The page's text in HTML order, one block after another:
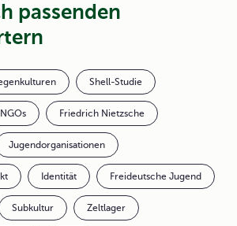
passenden
Shell-Studie
NGOs Friedrich Nietzsche
Jugendorganisationen
Identität Freideutsche Jugend
Subkultur Zeltlager